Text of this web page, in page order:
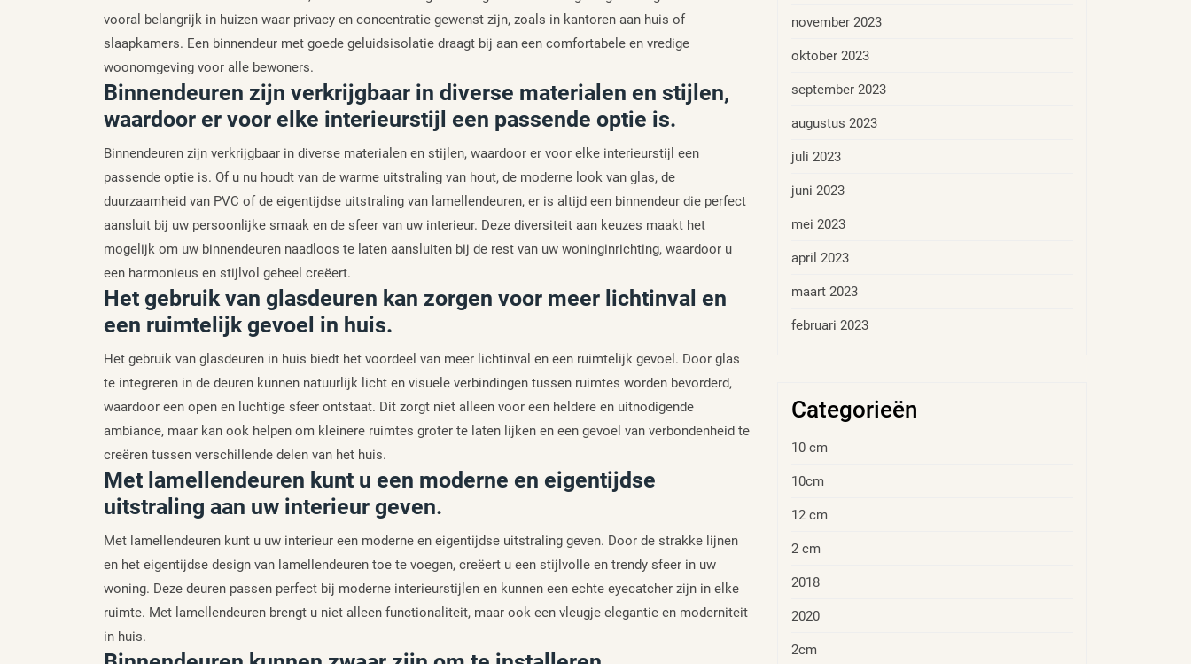
vooral belangrijk in huizen waar privacy en concentratie gewenst zijn, zoals in kantoren aan huis of
slaapkamers. Een binnendeur met goede geluidsisolatie draagt bij aan een comfortabele en vredige
woonomgeving voor alle bewoners.
Binnendeuren zijn verkrijgbaar in diverse materialen en stijlen,
waardoor er voor elke interieurstijl een passende optie is.
Binnendeuren zijn verkrijgbaar in diverse materialen en stijlen, waardoor er voor elke interieurstijl een
passende optie is. Of u nu houdt van de warme uitstraling van hout, de moderne look van glas, de
duurzaamheid van PVC of de eigentijdse uitstraling van lamellendeuren, er is altijd een binnendeur die perfect
aansluit bij uw persoonlijke smaak en de sfeer van uw interieur. Deze diversiteit aan keuzes maakt het
mogelijk om uw binnendeuren naadloos te laten aansluiten bij de rest van uw woninginrichting, waardoor u
een harmonieus en stijlvol geheel creëert.
Het gebruik van glasdeuren kan zorgen voor meer lichtinval en
een ruimtelijk gevoel in huis.
Het gebruik van glasdeuren in huis biedt het voordeel van meer lichtinval en een ruimtelijk gevoel. Door glas
te integreren in de deuren kunnen natuurlijk licht en visuele verbindingen tussen ruimtes worden bevorderd,
waardoor een open en luchtige sfeer ontstaat. Dit zorgt niet alleen voor een heldere en uitnodigende
ambiance, maar kan ook helpen om kleinere ruimtes groter te laten lijken en een gevoel van verbondenheid te
creëren tussen verschillende delen van het huis.
Met lamellendeuren kunt u een moderne en eigentijdse
uitstraling aan uw interieur geven.
Met lamellendeuren kunt u uw interieur een moderne en eigentijdse uitstraling geven. Door de strakke lijnen
en het eigentijdse design van lamellendeuren toe te voegen, creëert u een stijlvolle en trendy sfeer in uw
woning. Deze deuren passen perfect bij moderne interieurstijlen en kunnen een echte eyecatcher zijn in elke
ruimte. Met lamellendeuren brengt u niet alleen functionaliteit, maar ook een vleugje elegantie en moderniteit
in huis.
november 2023
oktober 2023
september 2023
augustus 2023
juli 2023
juni 2023
mei 2023
april 2023
maart 2023
februari 2023
Categorieën
10 cm
10cm
12 cm
2 cm
2018
2020
2cm